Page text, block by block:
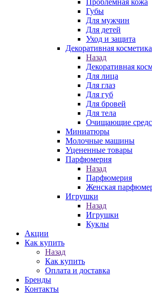
Проблемная кожа
Губы
Для мужчин
Для детей
Уход и защита
Декоративная косметика
Назад
Декоративная
Для лица
Для глаз
Для губ
Для бровей
Для тела
Очищающие
Миниатюры
Молочные машины
Уцененные товары
Парфюмерия
Назад
Парфюмерия
Женская
Игрушки
Назад
Игрушки
Куклы
Акции
Как купить
Назад
Как купить
Оплата и доставка
Бренды
Контакты